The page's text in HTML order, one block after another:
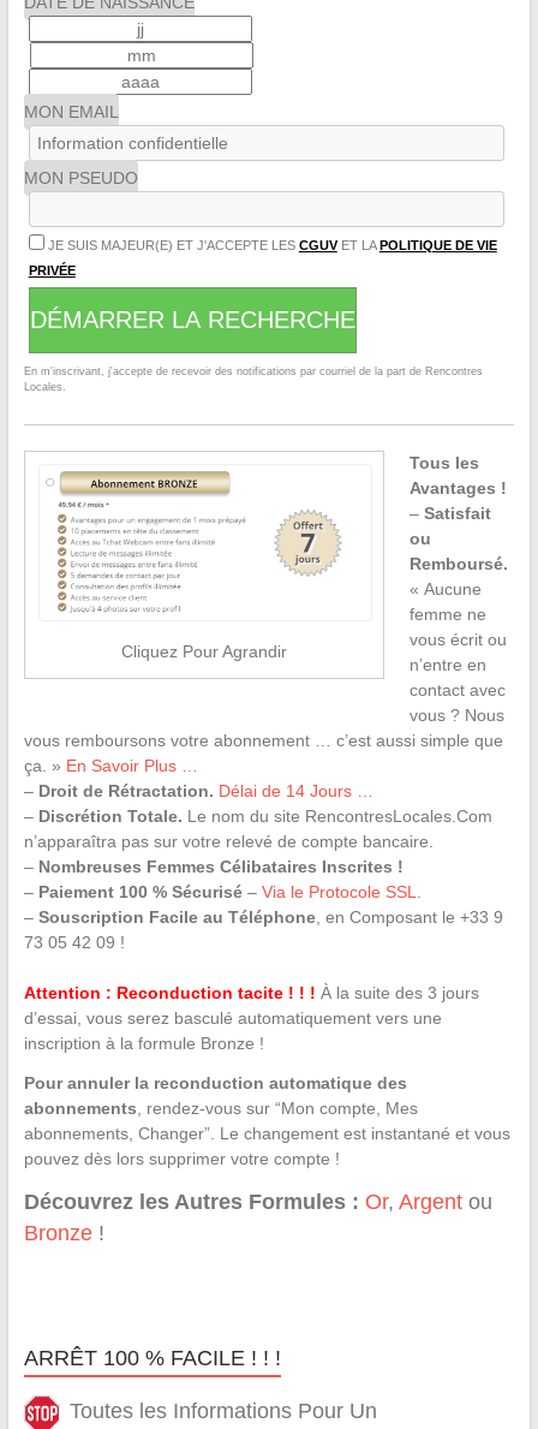
MON EMAIL
MON PSEUDO
JE SUIS MAJEUR(E) ET J'ACCEPTE LES CGUVET LAPOLITIQUE DE VIE
PRIVÉE
DÉMARRER LA RECHERCHE
En m'inscrivant, j'accepte de recevoir des notifications par courriel de la part de Rencontres
Locales.
Cliquez Pour Agrandir
Tous les
Avantages !
– Satisfait
ou
Remboursé.
« Aucune
femme ne
vous écrit ou
n’entre en
contact avec
vous ? Nous
vous remboursons votre abonnement … c’est aussi simple que
ça. » En Savoir Plus …
– Droit de Rétractation. Délai de 14 Jours …
– Discrétion Totale. Le nom du site RencontresLocales.Com
n’apparaîtra pas sur votre relevé de compte bancaire.
– Nombreuses Femmes Célibataires Inscrites !
– Paiement 100 % Sécurisé– Via le Protocole SSL
– Souscription Facile au Téléphone, en Composant le +33 9
73 05 42 09 !
Attention : Reconduction tacite ! ! ! À la suite des 3 jours
d’essai, vous serez basculé automatiquement vers une
inscription à la formule Bronze !
Pour annuler la reconduction automatique des
abonnements , rendez-vous sur “Mon compte, Mes
abonnements, Changer”. Le changement est instantané et vous
pouvez dès lors supprimer votre compte !
Découvrez les Autres Formules : Or, Argentou
Bronze!
ARRÊT 100 % FACILE ! ! !
Toutes les Informations Pour Un